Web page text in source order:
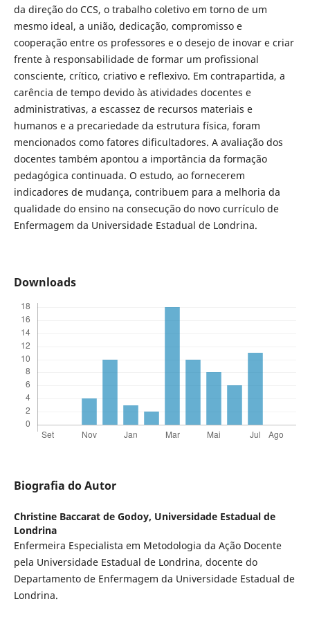
da direção do CCS, o trabalho coletivo em torno de um
mesmo ideal, a união, dedicação, compromisso e
cooperação entre os professores e o desejo de inovar e criar
frente à responsabilidade de formar um profissional
consciente, crítico, criativo e reflexivo. Em contrapartida, a
carência de tempo devido às atividades docentes e
administrativas, a escassez de recursos materiais e
humanos e a precariedade da estrutura física, foram
mencionados como fatores dificultadores. A avaliação dos
docentes também apontou a importância da formação
pedagógica continuada. O estudo, ao fornecerem
indicadores de mudança, contribuem para a melhoria da
qualidade do ensino na consecução do novo currículo de
Enfermagem da Universidade Estadual de Londrina.
Downloads
Biografia do Autor
Christine Baccarat de Godoy, Universidade Estadual de
Londrina
Enfermeira Especialista em Metodologia da Ação Docente
pela Universidade Estadual de Londrina, docente do
Departamento de Enfermagem da Universidade Estadual de
Londrina.